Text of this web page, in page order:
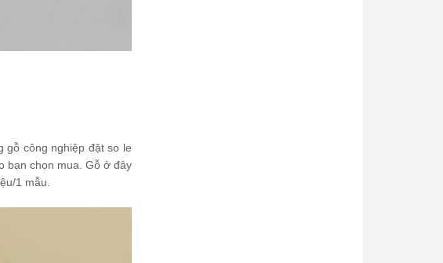
công nghiệp đặt so le
bạn chọn mua. Gỗ ở đây
1 mẫu.